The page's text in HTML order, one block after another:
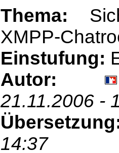
Thema:
XMPP-
Einstufung:
Autor:
21.11.2006 -
14:37